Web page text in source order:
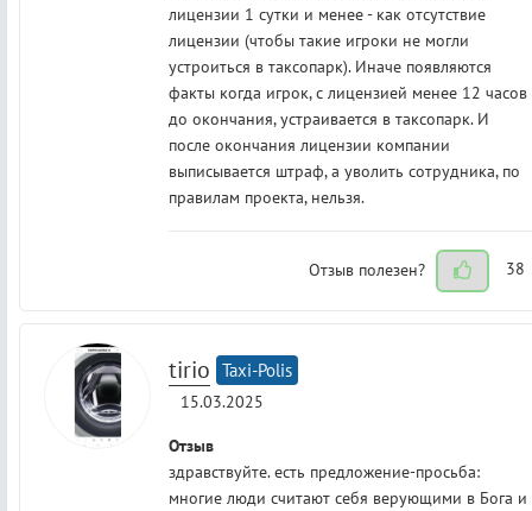
лицензии 1 сутки и менее - как отсутствие
лицензии (чтобы такие игроки не могли
устроиться в таксопарк). Иначе появляются
факты когда игрок, с лицензией менее 12 часов
до окончания, устраивается в таксопарк. И
после окончания лицензии компании
выписывается штраф, а уволить сотрудника, по
правилам проекта, нельзя.
Отзыв полезен? 38
tirio Taxi-Polis
15.03.2025
Отзыв
здравствуйте. есть предложение-просьба:
многие люди считают себя верующими в Бога и